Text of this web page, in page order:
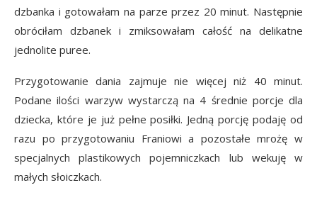
dzbanka i gotowałam na parze przez 20 minut. Następnie
obróciłam dzbanek i zmiksowałam całość na delikatne
jednolite puree.
Przygotowanie dania zajmuje nie więcej niż 40 minut.
Podane ilości warzyw wystarczą na 4 średnie porcje dla
dziecka, które je już pełne posiłki. Jedną porcję podaję od
razu po przygotowaniu Franiowi a pozostałe mrożę w
specjalnych plastikowych pojemniczkach lub wekuję w
małych słoiczkach.